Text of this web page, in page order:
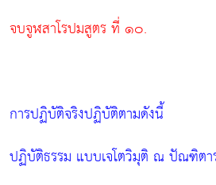
จบจูฬสาโรปมสูตร ที่ ๑๐.
การปฏิบัติจริงปฏิบัติตามดังนี้
ปฏิบัติธรรม แบบเจโตวิมุติ ณ ปัณฑิต